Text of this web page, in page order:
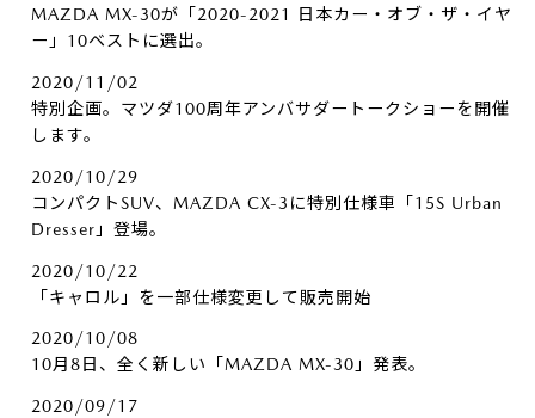
MAZDA MX-30が「2020-2021 日本カー・オブ・ザ・イヤ
ー」10ベストに選出。
2020/11/02
特別企画。マツダ100周年アンバサダートークショーを開催
します。
2020/10/29
コンパクトSUV、MAZDA CX-3に特別仕様車「15S Urban
Dresser」登場。
2020/10/22
「キャロル」を一部仕様変更して販売開始
2020/10/08
10月8日、全く新しい「MAZDA MX-30」発表。
2020/09/17